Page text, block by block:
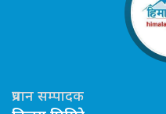
प्रधान सम्पादक